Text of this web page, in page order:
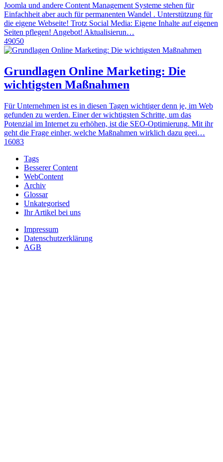
Joomla und andere Content Management Systeme stehen für
Einfachheit aber auch für permanenten Wandel . Unterstützung für
die eigene Webseite! Trotz Social Media: Eigene Inhalte auf eigenen
Seiten pflegen! Angebot! Aktualisierun…
49050
Grundlagen Online Marketing: Die
wichtigsten Maßnahmen
Für Unternehmen ist es in diesen Tagen wichtiger denn je, im Web
gefunden zu werden. Einer der wichtigsten Schritte, um das
Potenzial im Internet zu erhöhen, ist die SEO-Optimierung. Mit ihr
geht die Frage einher, welche Maßnahmen wirklich dazu geei…
16083
Tags
Besserer Content
WebContent
Archiv
Glossar
Unkategorised
Ihr Artikel bei uns
Impressum
Datenschutzerklärung
AGB